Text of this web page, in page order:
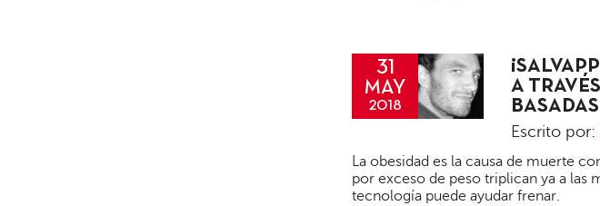
31
MAY
2018
A
Escrito por:
La obesidad es la causa de muerte
por exceso de peso triplican ya a las
tecnología puede ayudar frenar.